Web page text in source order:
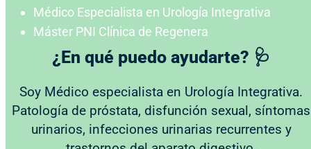
Médico Especialista en Urología Integrativa
Máster PNI Clínica de Regenera
¿En qué puedo ayudarte? 🩺
Soy Médico especialista en Urología Integrativa.
Patología de próstata, disfunción sexual, síntomas
urinarios, infecciones urinarias recurrentes y